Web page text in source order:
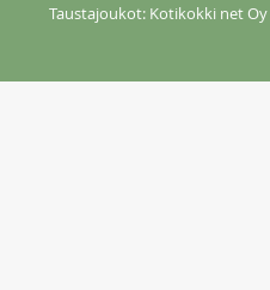
Taustajoukot: Kotikokki net Oy